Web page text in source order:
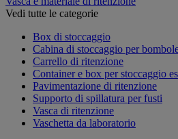
Vedi tutte le categorie
Box di stoccaggio
Cabina di stoccaggio per
Carrello di ritenzione
Container e box per stoccaggio
Pavimentazione di ritenzione
Supporto di spillatura per fusti
Vasca di ritenzione
Vaschetta da laboratorio